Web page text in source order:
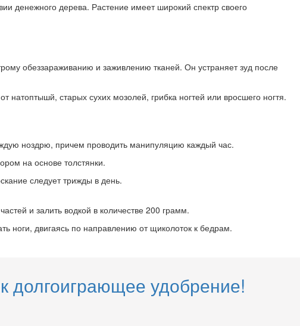
денежного дерева. Растение имеет широкий спектр своего
обеззараживанию и заживлению тканей. Он устраняет зуд после
старых сухих мозолей, грибка ногтей или вросшего ногтя.
ноздрю, причем проводить манипуляцию каждый час.
на основе толстянки.
следует трижды в день.
и залить водкой в количестве 200 грамм.
ноги, двигаясь по направлению от щиколоток к бедрам.
долгоиграющее удобрение!